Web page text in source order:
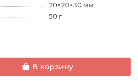
20×20×30 мм
50 г
В корзину